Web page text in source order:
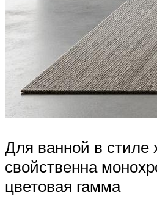
Для ванной в стиле
свойственна
цветовая гамма